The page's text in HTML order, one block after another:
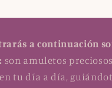
a continuación
son amuletos
tu día a día,